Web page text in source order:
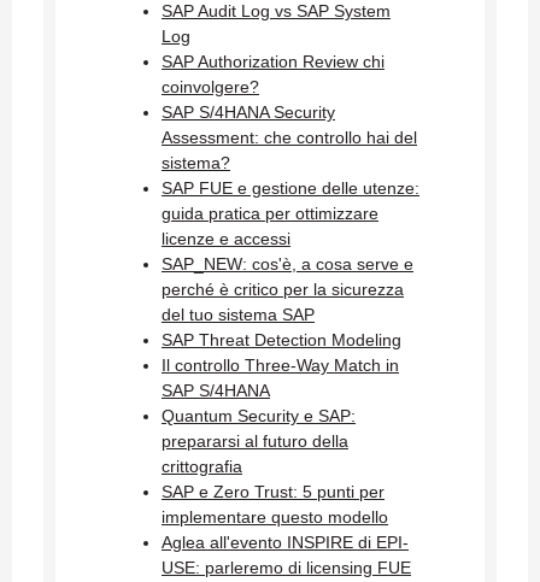
SAP Audit Log vs SAP System
Log
SAP Authorization Review chi
coinvolgere?
SAP S/4HANA Security
Assessment: che controllo hai del
sistema?
SAP FUE e gestione delle utenze:
guida pratica per ottimizzare
licenze e accessi
SAP_NEW: cos'è, a cosa serve e
perché è critico per la sicurezza
del tuo sistema SAP
SAP Threat Detection Modeling
Il controllo Three-Way Match in
SAP S/4HANA
Quantum Security e SAP:
prepararsi al futuro della
crittografia
SAP e Zero Trust: 5 punti per
implementare questo modello
Aglea all'evento INSPIRE di EPI-
USE: parleremo di licensing FUE